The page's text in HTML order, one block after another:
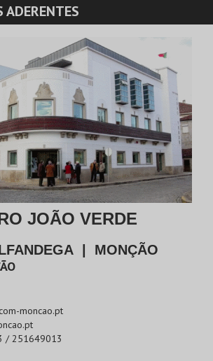
ADERENTES
JOÃO VERDE
MONÇÃO
moncao.pt
/ 251649013